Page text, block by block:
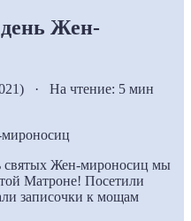
Жен-
· На чтение: 5 мин
святых Жен-мироносиц мы
Матроне! Посетили
записочки к мощам